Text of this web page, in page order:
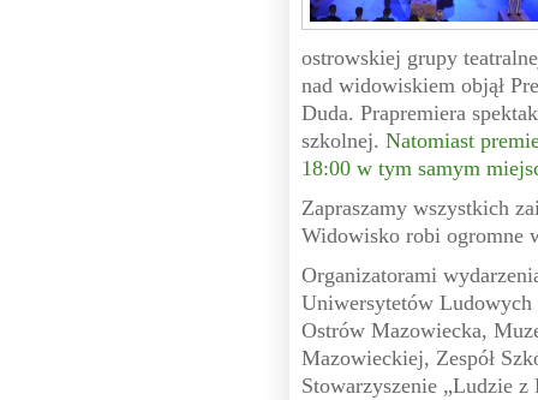
ostrowskiej grupy
nad widowiskiem objął
Duda. Prapremiera
szkolnej. Natomiast
18:00 w tym samym
Zapraszamy wszystkich
Widowisko robi ogromne
Organizatorami
Uniwersytetów Ludowych
Ostrów Mazowiecka,
Mazowieckiej, Zespół
Stowarzyszenie „Ludzie z